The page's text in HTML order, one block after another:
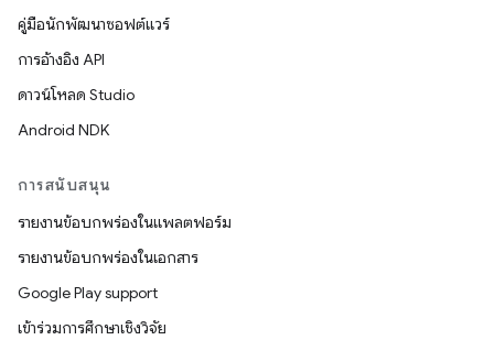
คู่มือนักพัฒนาซอฟต์แวร์
การอ้างอิง API
ดาวน์โหลด Studio
Android NDK
การสนับสนุน
รายงานข้อบกพร่องในแพลตฟอร์ม
รายงานข้อบกพร่องในเอกสาร
Google Play support
เข้าร่วมการศึกษาเชิงวิจัย